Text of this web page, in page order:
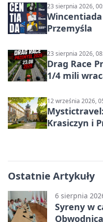
23 sierpnia 2026,
Przemyśla
23 sierpnia 2026,
Drag Race
1/4 mili
12 września 2026,
Krasiczyn i
Ostatnie Artykuły
6 sierpnia
Syreny w